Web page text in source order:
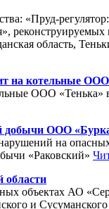
«Пруд-
реконструируемых
область,
на котельные
ООО
добычи ООО
нарушений на
«Раковский»
области
объектах АО
и